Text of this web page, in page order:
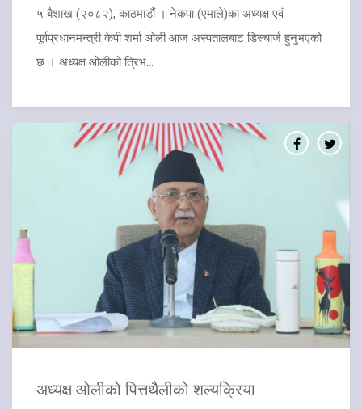
५ बैशाख (२०८२), काठमाडौं । नेकपा (एमाले)का अध्यक्ष एवं
पूर्वप्रधानमन्त्री केपी शर्मा ओली आज अस्पतालबाट डिस्चार्ज हुनुभएको
छ । अध्यक्ष ओलीको त्रिभ...
अध्यक्ष ओलीको पित्तथैलीको शल्यक्रिया